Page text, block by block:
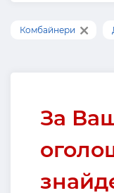
Комбайнери
За